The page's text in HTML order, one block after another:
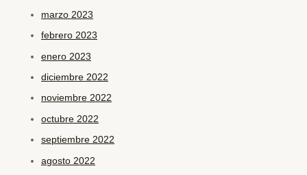
marzo 2023
febrero 2023
enero 2023
diciembre 2022
noviembre 2022
octubre 2022
septiembre 2022
agosto 2022